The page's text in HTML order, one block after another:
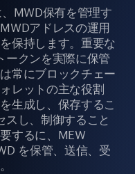
MWD保有を管理す
アドレスの運用
保持します。重要な
ークンを実際に保管
常にブロックチェー
レットの主な役割
生成し、保存するこ
し、制御すること
するに、MEW
を保管、送信、受